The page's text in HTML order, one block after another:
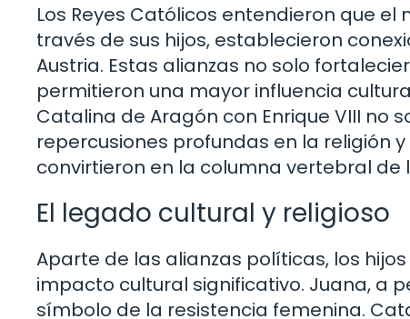
Los Reyes Católicos entendieron que
través de sus hijos, establecieron
Austria. Estas alianzas no solo
permitieron una mayor influencia
Catalina de Aragón con Enrique VIII no
repercusiones profundas en la religión
convirtieron en la columna vertebral
El legado cultural y religioso
Aparte de las alianzas políticas, los
impacto cultural significativo. Juana, a
símbolo de la resistencia femenina.